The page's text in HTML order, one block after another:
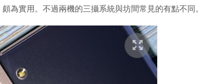
為實用。不過兩機的三攝系統與坊間常見的有點不同。